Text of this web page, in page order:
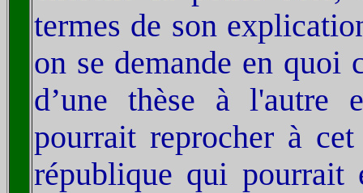
termes de son
on se demande en quoi
d’une thèse à l'autre
pourrait reprocher à
république qui pourrait